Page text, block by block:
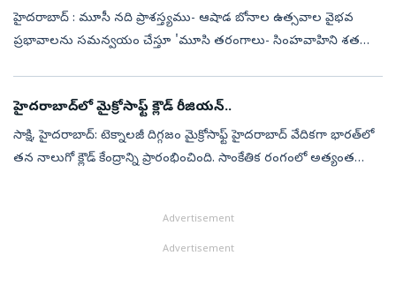
హైదరాబాద్ : మూసీ నది ప్రాశస్త్యము- ఆషాడ బోనాల ఉత్సవాల వైభవ
ప్రభావాలను సమన్వయం చేస్తూ 'మూసి తరంగాలు- సింహవాహిని శతకం'
హైదరాబాద్‌లో మైక్రోసాఫ్ట్‌ క్లౌడ్‌ రీజియన్‌..
సాక్షి, హైదరాబాద్‌: టెక్నాలజీ దిగ్గజం మైక్రోసాఫ్ట్‌ హైదరాబాద్‌ వేదికగా భారత్‌లో
తన నాలుగో క్లౌడ్‌ కేంద్రాన్ని ప్రారంభించింది. సాంకేతిక రంగంలో అత్యంత
Advertisement
Advertisement